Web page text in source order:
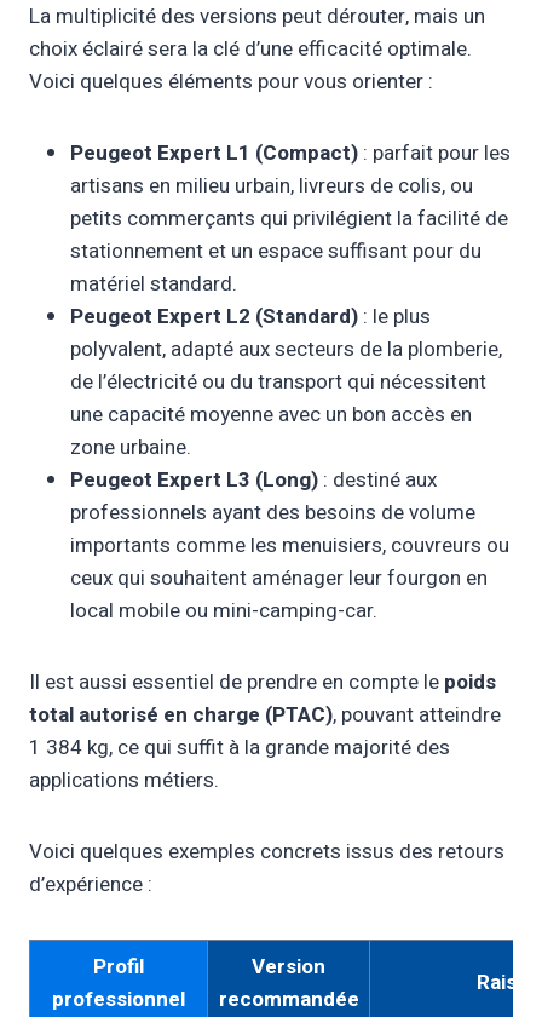
La multiplicité des versions peut dérouter, mais un
choix éclairé sera la clé d’une efficacité optimale.
Voici quelques éléments pour vous orienter :
Peugeot Expert L1 (Compact) : parfait pour les
artisans en milieu urbain, livreurs de colis, ou
petits commerçants qui privilégient la facilité de
stationnement et un espace suffisant pour du
matériel standard.
Peugeot Expert L2 (Standard) : le plus
polyvalent, adapté aux secteurs de la plomberie,
de l’électricité ou du transport qui nécessitent
une capacité moyenne avec un bon accès en
zone urbaine.
Peugeot Expert L3 (Long) : destiné aux
professionnels ayant des besoins de volume
importants comme les menuisiers, couvreurs ou
ceux qui souhaitent aménager leur fourgon en
local mobile ou mini-camping-car.
Il est aussi essentiel de prendre en compte le poids
total autorisé en charge (PTAC), pouvant atteindre
1 384 kg, ce qui suffit à la grande majorité des
applications métiers.
Voici quelques exemples concrets issus des retours
d’expérience :
Profil
professionnel
Version
recommandée